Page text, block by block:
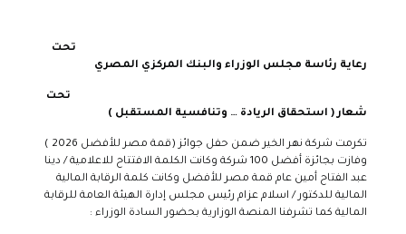
تحت
رعاية رئاسة مجلس الوزراء والبنك المركزي المصري
تحت
شعار ( استحقاق الريادة … وتنافسية المستقبل )
تكرمت شركة نهر الخير ضمن حفل جوائز (قمة مصر للأفضل 2026 )
وفازت بجائزة أفضل 100 شركة وكانت الكلمة الافتتاح للاعلامية / دينا
عبد الفتاح أمين عام قمة مصر للأفضل وكانت كلمة الرقابة المالية
المالية للدكتور / اسلام عزام رئيس مجلس إدارة الهيئة العامة للرقابة
المالية كما تشرفنا المنصة الوزارية بحضور السادة الوزراء :